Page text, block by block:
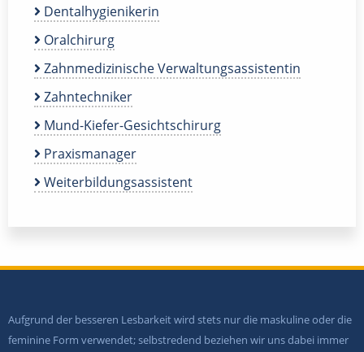
Dentalhygienikerin
Oralchirurg
Zahnmedizinische Verwaltungsassistentin
Zahntechniker
Mund-Kiefer-Gesichtschirurg
Praxismanager
Weiterbildungsassistent
Aufgrund der besseren Lesbarkeit wird stets nur die maskuline oder die
feminine Form verwendet; selbstredend beziehen wir uns dabei immer